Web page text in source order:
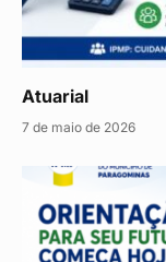
Atuarial
7 de maio de 2026